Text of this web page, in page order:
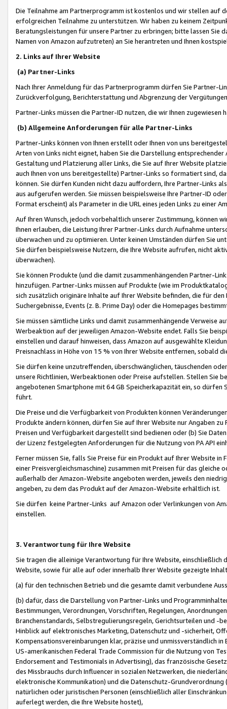
Die Teilnahme am Partnerprogramm ist kostenlos und wir stellen auf
erfolgreichen Teilnahme zu unterstützen. Wir haben zu keinem
Beratungsleistungen für unsere Partner zu erbringen; bitte lassen Sie
Namen von Amazon aufzutreten) an Sie herantreten und Ihnen
2. Links auf Ihrer Website
(a) Partner-Links
Nach Ihrer Anmeldung für das Partnerprogramm dürfen Sie Partner-
Zurückverfolgung, Berichterstattung und Abgrenzung der
Partner-Links müssen die Partner-ID nutzen, die wir Ihnen zugewiesen
(b) Allgemeine Anforderungen für alle Partner-Links
Partner-Links können von Ihnen erstellt oder Ihnen von uns
Arten von Links nicht eignet, haben Sie die Darstellung
Gestaltung und Platzierung aller Links, die Sie auf Ihrer Website
auch Ihnen von uns bereitgestellte) Partner-Links so formatiert sind,
können. Sie dürfen Kunden nicht dazu auffordern, Ihre Partner-Links
aus aufgerufen werden. Sie müssen beispielsweise Ihre Partner-ID
Format erscheint) als Parameter in die URL eines jeden Links zu einer
Auf Ihren Wunsch, jedoch vorbehaltlich unserer Zustimmung, können
Ihnen erlauben, die Leistung Ihrer Partner-Links durch Aufnahme
überwachen und zu optimieren. Unter keinen Umständen dürfen Sie
Sie dürfen beispielsweise Nutzern, die Ihre Website aufrufen, nicht
überwachen).
Sie können Produkte (und die damit zusammenhängenden Partner-
hinzufügen. Partner-Links müssen auf Produkte (wie im
sich zusätzlich originäre Inhalte auf Ihrer Website befinden, die für
Suchergebnisse, Events (z. B. Prime Day) oder die Homepages
Sie müssen sämtliche Links und damit zusammenhängende
Werbeaktion auf der jeweiligen Amazon-Website endet. Falls Sie
einstellen und darauf hinweisen, dass Amazon auf ausgewählte
Preisnachlass in Höhe von 15 % von Ihrer Website entfernen, sobald
Sie dürfen keine unzutreffenden, überschwänglichen, täuschenden
unsere Richtlinien, Werbeaktionen oder Preise aufstellen. Stellen Sie
angebotenen Smartphone mit 64 GB Speicherkapazität ein, so dürfen
führt.
Die Preise und die Verfügbarkeit von Produkten können
Produkte ändern können, dürfen Sie auf Ihrer Website nur Angaben
Preisen und Verfügbarkeit dargestellt sind bedienen oder (b) Sie
der Lizenz festgelegten Anforderungen für die Nutzung von PA API
Ferner müssen Sie, falls Sie Preise für ein Produkt auf Ihrer Website
einer Preisvergleichsmaschine) zusammen mit Preisen für das
außerhalb der Amazon-Website angeboten werden, jeweils den
angeben, zu dem das Produkt auf der Amazon-Website erhältlich ist.
Sie dürfen keine Partner-Links auf Amazon oder Verlinkungen von
einstellen.
3. Verantwortung für Ihre Website
Sie tragen die alleinige Verantwortung für Ihre Website,
Website, sowie für alle auf oder innerhalb Ihrer Website gezeigte
(a) für den technischen Betrieb und die gesamte damit verbundene
(b) dafür, dass die Darstellung von Partner-Links und
Bestimmungen, Verordnungen, Vorschriften, Regelungen,
Branchenstandards, Selbstregulierungsregeln, Gerichtsurteilen und -
Hinblick auf elektronisches Marketing, Datenschutz und -sicherheit,
Kompensationsvereinbarungen klar, präzise und unmissverständlich
US-amerikanischen Federal Trade Commission für die Nutzung von
Endorsement and Testimonials in Advertising), das französische
des Missbrauchs durch Influencer in sozialen Netzwerken, die
elektronische Kommunikation) und die Datenschutz-
natürlichen oder juristischen Personen (einschließlich aller
auferlegt werden, die Ihre Website hostet),